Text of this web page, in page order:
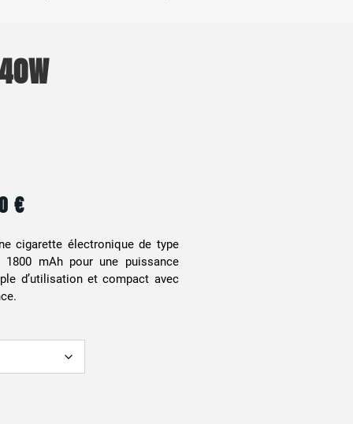
€
cigarette électronique de type
mAh pour une puissance
d’utilisation et compact avec